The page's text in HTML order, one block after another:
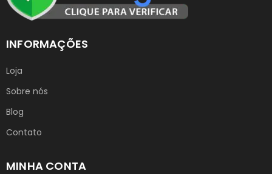
INFORMAÇÕES
Loja
Sobre nós
Blog
Contato
MINHA CONTA